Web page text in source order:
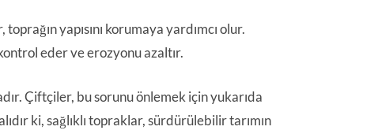
yapısını korumaya yardımcı olur.
eder ve erozyonu azaltır.
Çiftçiler, bu sorunu önlemek için yukarıda
ki, sağlıklı topraklar, sürdürülebilir tarımın